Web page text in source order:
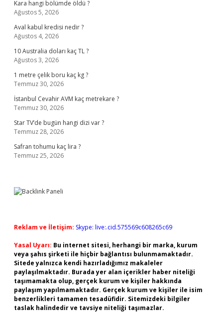
Kara hangi bölümde öldü ?
Ağustos 5, 2026
Aval kabul kredisi nedir ?
Ağustos 4, 2026
10 Australia doları kaç TL ?
Ağustos 3, 2026
1 metre çelik boru kaç kg ?
Temmuz 30, 2026
İstanbul Cevahir AVM kaç metrekare ?
Temmuz 30, 2026
Star TV’de bugün hangi dizi var ?
Temmuz 28, 2026
Safran tohumu kaç lira ?
Temmuz 25, 2026
Reklam ve İletişim: Skype: live:.cid.575569c608265c69
Yasal Uyarı: Bu internet sitesi, herhangi bir marka, kurum
veya şahıs şirketi ile hiçbir bağlantısı bulunmamaktadır.
Sitede yalnızca kendi hazırladığımız makaleler
paylaşılmaktadır. Burada yer alan içerikler haber niteliği
taşımamakta olup, gerçek kurum ve kişiler hakkında
paylaşım yapılmamaktadır. Gerçek kurum ve kişiler ile isim
benzerlikleri tamamen tesadüfidir. Sitemizdeki bilgiler
taslak halindedir ve tavsiye niteliği taşımazlar.